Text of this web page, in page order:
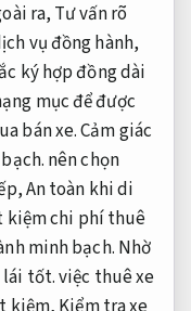
ra, Tư vấn rõ
vụ đồng hành,
ký hợp đồng dài
mục để được
bán xe.Cảm giác
nên chọn
An toàn khi di
kiệm chi phí thuê
minh bạch. Nhờ
lái tốt.việc thuê xe